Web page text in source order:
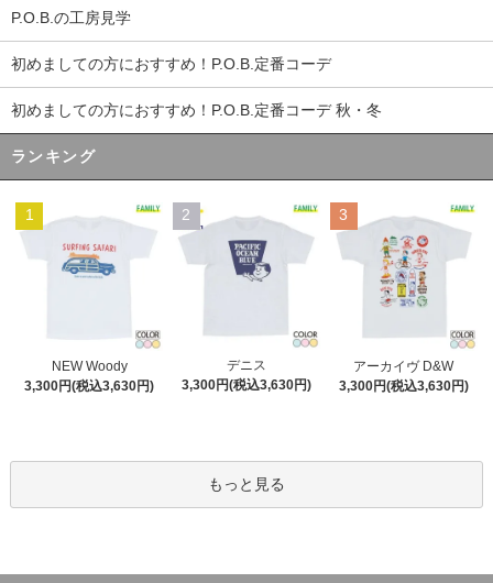
P.O.B.の工房見学
初めましての方におすすめ！P.O.B.定番コーデ
初めましての方におすすめ！P.O.B.定番コーデ 秋・冬
ランキング
1
NEW Woody
3,300円(税込3,630円)
2
デニス
3,300円(税込3,630円)
3
アーカイヴ D&W
3,300円(税込3,630円)
もっと見る